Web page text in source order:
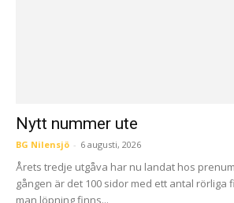
Nytt nummer ute
BG Nilensjö - 6 augusti, 2026
Årets tredje utgåva har nu landat hos
gången är det 100 sidor med ett antal rörliga
man löpning finns...